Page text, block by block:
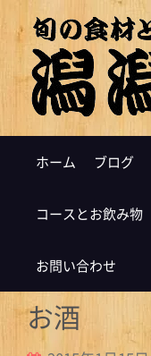
ホーム ブログ
コースとお飲み物
お問い合わせ
お酒